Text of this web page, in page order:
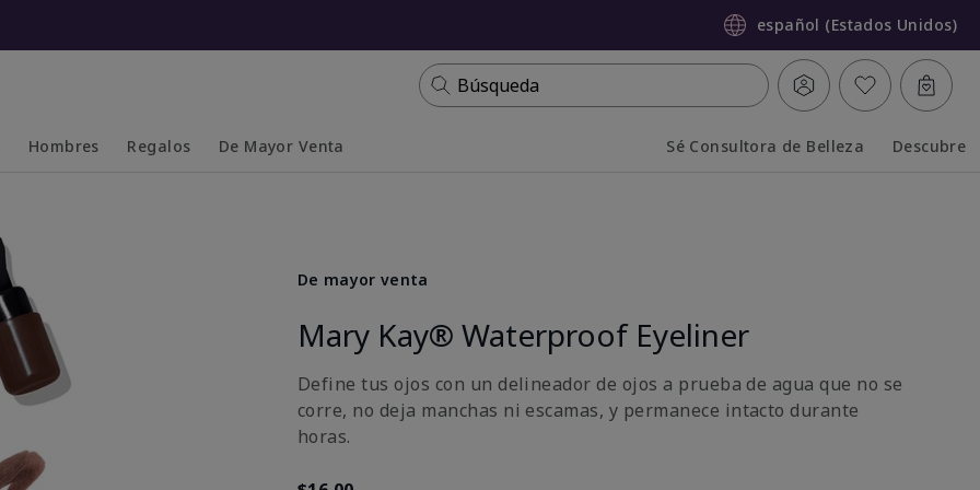
español (Estados Unidos)
Búsqueda
Hombres Regalos De Mayor Venta Sé Consultora de Belleza Descubre
De mayor venta
Mary Kay® Waterproof Eyeliner
Define tus ojos con un delineador de ojos a prueba de agua que no se
corre, no deja manchas ni escamas, y permanece intacto durante
horas.